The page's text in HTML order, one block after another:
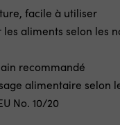
facile à utiliser
aliments selon les
recommandé
alimentaire selon
No. 10/20